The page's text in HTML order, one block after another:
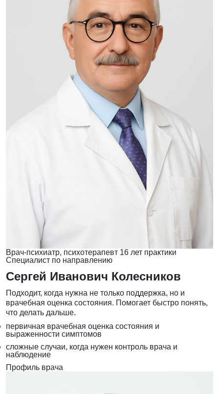
Врач-психиатр, психотерапевт 16 лет практики
Специалист по направлению
Сергей Иванович Колесников
Подходит, когда нужна не только поддержка, но и
врачебная оценка состояния. Помогает быстро понять,
что делать дальше.
первичная врачебная оценка состояния и
выраженности симптомов
сложные случаи, когда нужен контроль врача и
наблюдение
Профиль врача